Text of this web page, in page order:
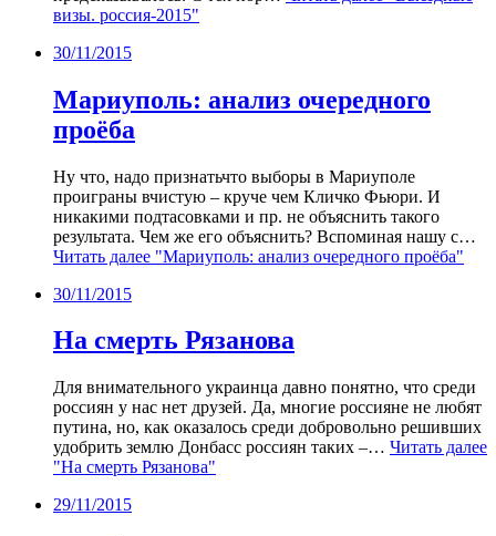
визы. россия-2015"
30/11/2015
Мариуполь: анализ очередного
проёба
Ну что, надо признатьчто выборы в Мариуполе
проиграны вчистую – круче чем Кличко Фьюри. И
никакими подтасовками и пр. не объяснить такого
результата. Чем же его объяснить? Вспоминая нашу с…
Читать далее "Мариуполь: анализ очередного проёба"
30/11/2015
На смерть Рязанова
Для внимательного украинца давно понятно, что среди
россиян у нас нет друзей. Да, многие россияне не любят
путина, но, как оказалось среди добровольно решивших
удобрить землю Донбасс россиян таких –… Читать далее
"На смерть Рязанова"
29/11/2015